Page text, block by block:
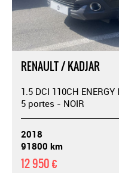
RENAULT / KADJAR
1.5 DCI 110CH ENERGY
5 portes - NOIR
2018
91800 km
12 950 €